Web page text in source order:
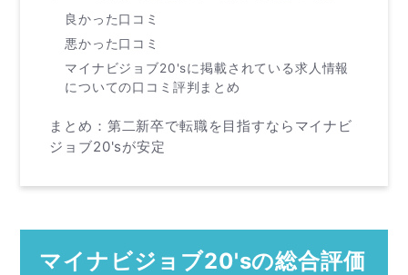
良かった口コミ
悪かった口コミ
マイナビジョブ20'sに掲載されている求人情報
についての口コミ評判まとめ
まとめ：第二新卒で転職を目指すならマイナビ
ジョブ20'sが安定
マイナビジョブ20'sの総合評価